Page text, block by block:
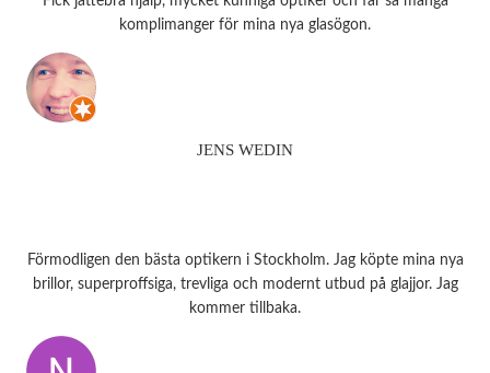
komplimanger för mina nya glasögon.
JENS WEDIN
Förmodligen den bästa optikern i Stockholm. Jag köpte mina nya
brillor, superproffsiga, trevliga och modernt utbud på glajjor. Jag
kommer tillbaka.